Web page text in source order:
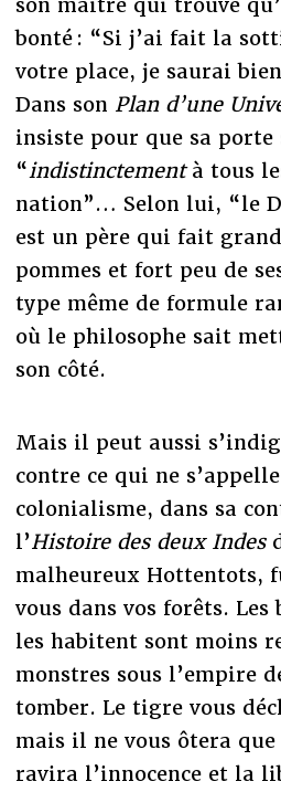
bonté : “Si j’ai fait la
votre place, je saurai
Dans son Plan d’une
insiste pour que sa porte
“indistinctementà tous
nation”… Selon lui, “le
est un père qui fait grand
pommes et fort peu de
type même de formule
où le philosophe sait
son côté.
Mais il peut aussi
contre ce qui ne
colonialisme, dans sa
l’Histoire des deux Indes
malheureux Hottentots,
vous dans vos forêts. Les
les habitent sont moins
monstres sous l’empire
tomber. Le tigre vous
mais il ne vous ôtera
ravira l’innocence et la